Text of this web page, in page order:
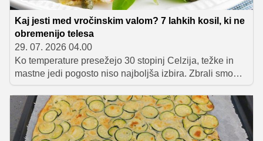
Kaj jesti med vročinskim valom? 7 lahkih kosil, ki ne
obremenijo telesa
29. 07. 2026 04.00
Ko temperature presežejo 30 stopinj Celzija, težke in
mastne jedi pogosto niso najboljša izbira. Zbrali smo
sedem lahkih poletnih kosil, ki osvežijo, nasitijo in
telesa ne obremenijo. Na seznamu so poletne solate,
hladna juha, tortilje in mediteranski zavitki, ki so idealni
za najbolj vroče dni.